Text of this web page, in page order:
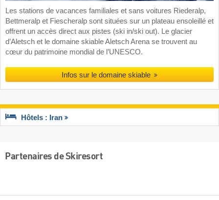
Les stations de vacances familiales et sans voitures Riederalp,
Bettmeralp et Fiescheralp sont situées sur un plateau ensoleillé et
offrent un accès direct aux pistes (ski in/ski out). Le glacier
d’Aletsch et le domaine skiable Aletsch Arena se trouvent au
cœur du patrimoine mondial de l’UNESCO.
Infos sur le domaine skiable
Hôtels : Iran
Partenaires de Skiresort